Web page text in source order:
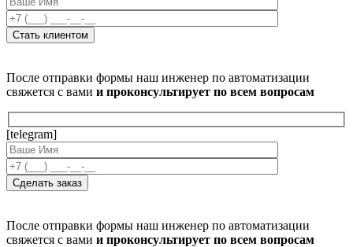
После отправки формы наш инженер по автоматизации
свяжется с вами и проконсультирует по всем вопросам
[telegram]
После отправки формы наш инженер по автоматизации
свяжется с вами и проконсультирует по всем вопросам